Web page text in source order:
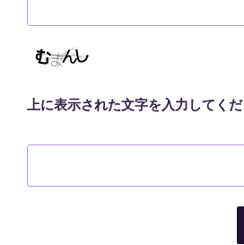
上に表示された文字を入力してくだ